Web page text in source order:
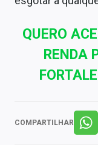
QUERO
RENDA
COMPARTILHAR